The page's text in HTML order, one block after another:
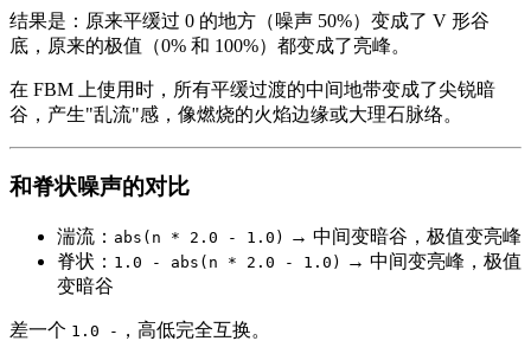
结果是：原来平缓过 0 的地方（噪声 50%）变成了 V 形谷
底，原来的极值（0% 和 100%）都变成了亮峰。
在 FBM 上使用时，所有平缓过渡的中间地带变成了尖锐暗
谷，产生"乱流"感，像燃烧的火焰边缘或大理石脉络。
和脊状噪声的对比
湍流： abs(n * 2.0 - 1.0)
→ 中间变暗谷，极值变亮峰
脊状： 1.0 - abs(n * 2.0 - 1.0)
→ 中间变亮峰，极值
变暗谷
差一个 1.0 - ，高低完全互换。